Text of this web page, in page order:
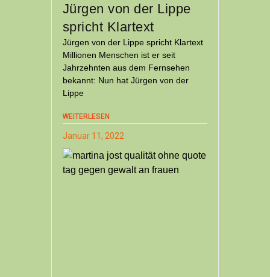
Jürgen von der Lippe
spricht Klartext
Jürgen von der Lippe spricht Klartext
Millionen Menschen ist er seit
Jahrzehnten aus dem Fernsehen
bekannt: Nun hat Jürgen von der
Lippe
WEITERLESEN
Januar 11, 2022